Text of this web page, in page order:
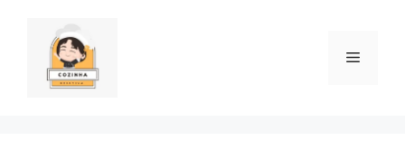
conteúdo
Menu